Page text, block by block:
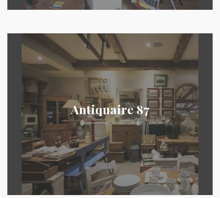
Antiquaire 87